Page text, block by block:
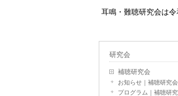
耳鳴・難聴研究会は
研究会
補聴研究会
お知らせ｜補聴研究会
プログラム｜補聴研